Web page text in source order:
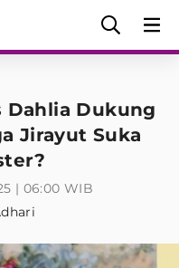
Dahlia Dukung
Jirayut Suka
| 06:00 WIB